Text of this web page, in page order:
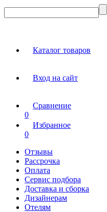
Каталог товаров
Вход на сайт
Сравнение
0
Избранное
0
Отзывы
Рассрочка
Оплата
Сервис подбора
Доставка и сборка
Дизайнерам
Отелям